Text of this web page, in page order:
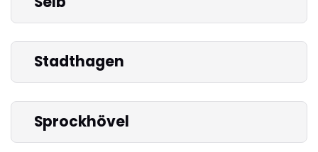
Stadthagen
Sprockhövel